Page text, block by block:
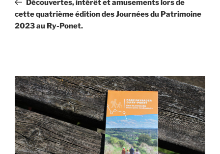
l’article
Découvertes, intérêt et amusements lors de
cette quatrième édition des Journées du Patrimoine
2023 au Ry-Ponet.